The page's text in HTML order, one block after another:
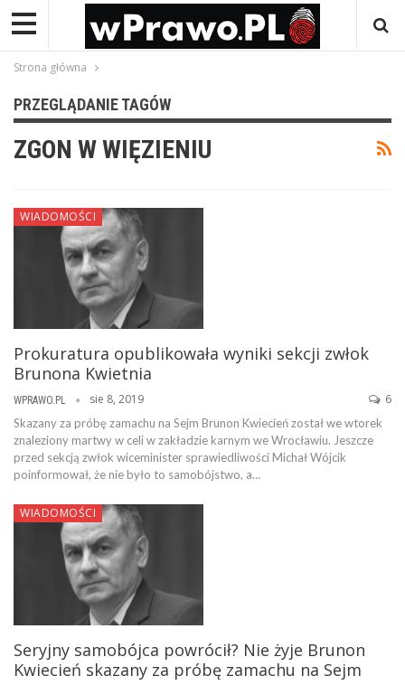
Strona główna
PRZEGLĄDANIE TAGÓW
ZGON W WIĘZIENIU
WIADOMOŚCI
Prokuratura opublikowała wyniki sekcji zwłok
Brunona Kwietnia
WPRAWO.PL sie 8, 2019 6
Skazany za próbę zamachu na Sejm Brunon Kwiecień został we wtorek
znaleziony martwy w celi w zakładzie karnym we Wrocławiu. Jeszcze
przed sekcją zwłok wiceminister sprawiedliwości Michał Wójcik
poinformował, że nie było to samobójstwo, a…
WIADOMOŚCI
Seryjny samobójca powrócił? Nie żyje Brunon
Kwiecień skazany za próbę zamachu na Sejm